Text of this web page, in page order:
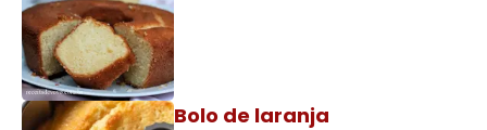
Bolo de laranja